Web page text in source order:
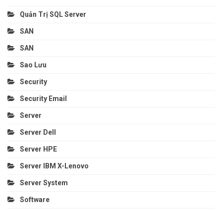
Quản Trị SQL Server
SAN
SAN
Sao Lưu
Security
Security Email
Server
Server Dell
Server HPE
Server IBM X-Lenovo
Server System
Software